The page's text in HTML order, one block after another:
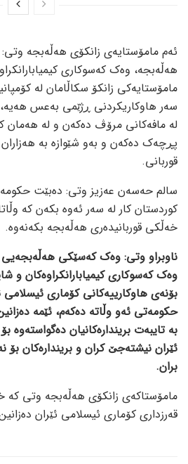
ئەم مامۆستایەی زانکۆی هەڵەبجە
هەڵەبجە، وەک کەسوکاری
مامۆستایەکی زانکۆ سکاڵامان لە
سەر هاوکاریکردنی ڕژێمی بەعس
لە مافەکانی مرۆڤ دەکەن و لە هەمان
پڕچەک دەکەن و بەو شێوازە بە
قوربانی.
سالم حەسەن عەزیز وتی: دەبێت
کوردستان کار لە سەر ئەوە بکەن کە
خەڵکی قوربانیدەری هەڵەبجە بکەنەوە.
ناوبراو وتی: وەک کەسێکی هەڵەبجەیی
وەک کەسوکاری کیمیابارانکراوەکان و
بۆنەی هاوکارییەکانی کۆماری
حکومەتی ئەو وڵاتە دەکەم، ئێمە
بە تایبەت بریندارەکانیان دەگواستەوە
ئێران نیشتەجێ کران و بریندارەکان بۆ
بران.
مامۆستاکەی زانکۆی هەڵەبجە وتی
قەرزداری کۆماری ئیسلامی ئێران